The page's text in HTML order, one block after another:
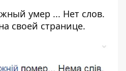
умер ... Нет слов.
своей странице.